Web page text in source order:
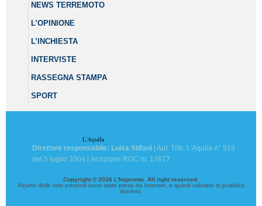
NEWS TERREMOTO
L’OPINIONE
L’INCHIESTA
INTERVISTE
RASSEGNA STAMPA
SPORT
Direttore responsabile: Luisa Stifani | Aut. Trib. L'Aquila n° 519
del 5 luglio 2004 | Iscrizione ROC nr. 17677
Copyright © 2026 L'Impronta. All right reserved.
Alcune delle foto presenti sono state prese da Internet, e quindi valutate di pubblico
dominio.